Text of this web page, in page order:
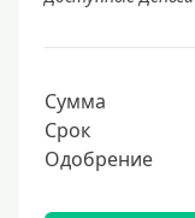
Сумма
Срок
Одобрение